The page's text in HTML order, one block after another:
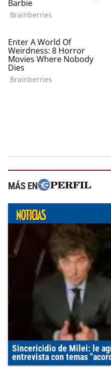
MÁS EN
Sincericidio de Milei: le
entrevista con temas